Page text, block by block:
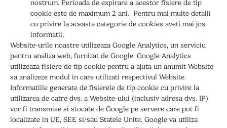
nostrum. Perioada de expirare a acestor fisiere de tip
cookie este de maximum 2 ani. Pentru mai multe detalii
cu privire la aceasta categorie de cookies aveti mai jos
informatii;
Website-urile noastre utilizeaza Google Analytics, un serviciu
pentru analiza web, furnizat de Google. Google Analytics
utilizeaza fisiere de tip cookie pentru a ajuta un anumit Website
sa analizeze modul in care utilizati respectivul Website.
Informatiile generate de fisierele de tip cookie cu privire la
utilizarea de catre dvs. a Website-ului (inclusiv adresa dvs. IP)
vor fi transmise si stocate de Google pe servere care pot fi
localizate in UE, SEE si/sau Statele Unite. Google va utiliza